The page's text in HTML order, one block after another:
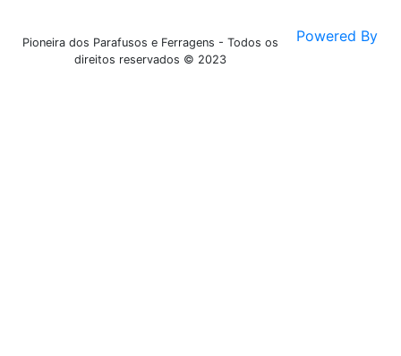
Pioneira dos Parafusos e Ferragens - Todos os
direitos reservados © 2023
Powered By